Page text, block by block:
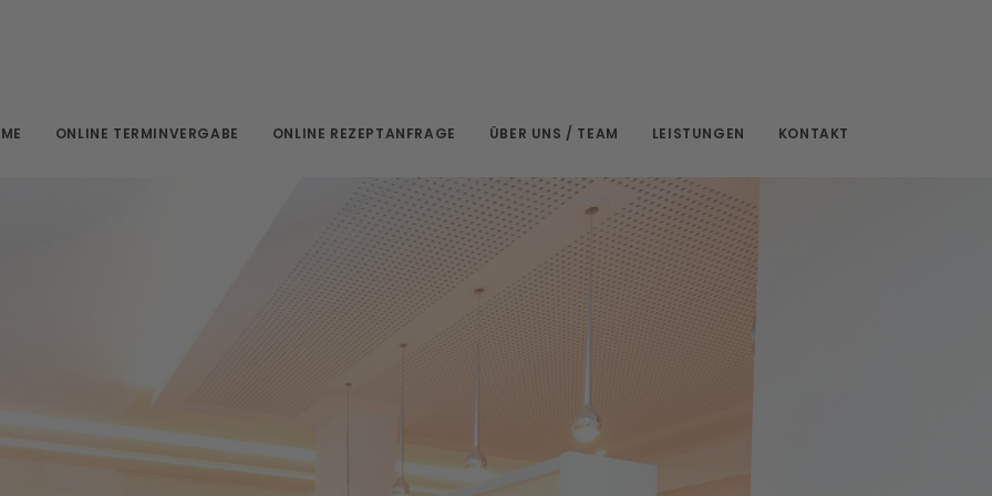
ONLINE TERMINVERGABE ONLINE REZEPTANFRAGE ÜBER UNS / TEAM LEISTUNGEN KONTAKT